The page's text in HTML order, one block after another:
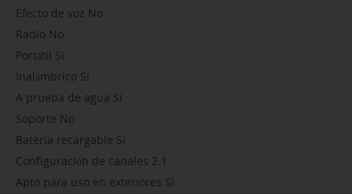
Efecto de voz No
Radio No
Portátil Sí
Inalámbrico Sí
A prueba de agua Sí
Soporte No
Batería recargable Sí
Configuración de canales 2.1
Apto para uso en exteriores Sí